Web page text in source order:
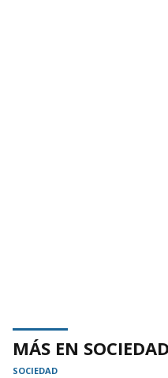
MÁS EN SOCIEDAD
SOCIEDAD